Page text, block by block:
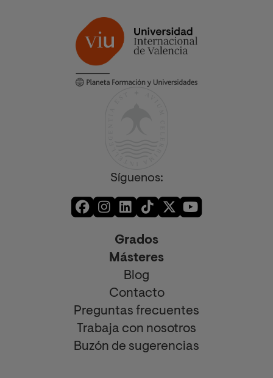
Síguenos:
Grados
Másteres
Blog
Contacto
Preguntas frecuentes
Trabaja con nosotros
Buzón de sugerencias